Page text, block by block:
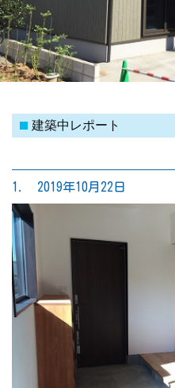
建築中レポート
1. 2019年10月22日